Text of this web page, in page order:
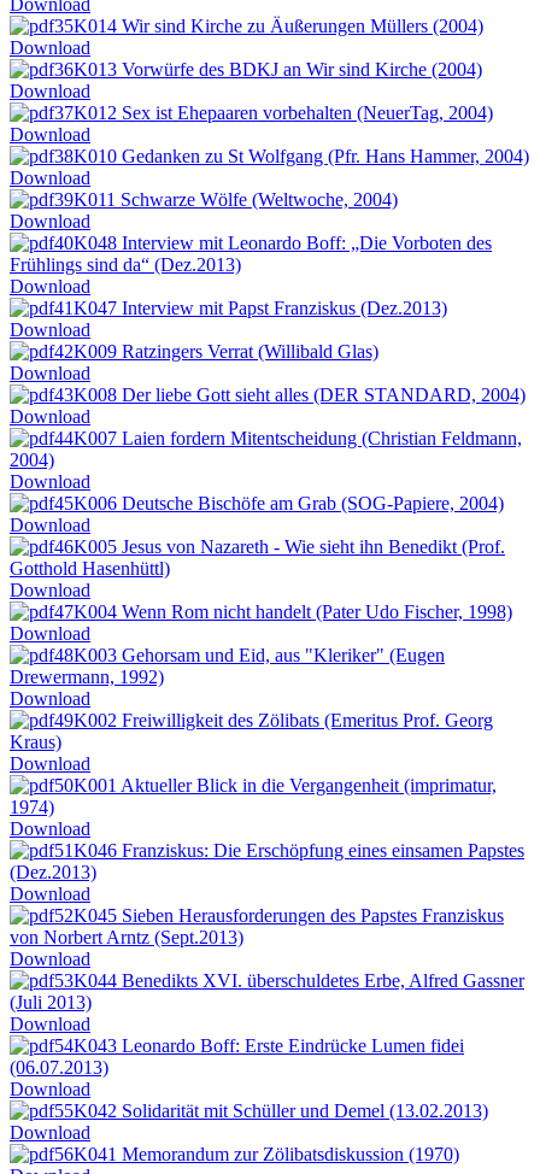
Download
K014 Wir sind Kirche zu Äußerungen Müllers (2004)
Download
K013 Vorwürfe des BDKJ an Wir sind Kirche (2004)
Download
K012 Sex ist Ehepaaren vorbehalten (NeuerTag, 2004)
Download
K010 Gedanken zu St Wolfgang (Pfr. Hans Hammer, 2004)
Download
K011 Schwarze Wölfe (Weltwoche, 2004)
Download
K048 Interview mit Leonardo Boff: „Die Vorboten des
Frühlings sind da“ (Dez.2013)
Download
K047 Interview mit Papst Franziskus (Dez.2013)
Download
K009 Ratzingers Verrat (Willibald Glas)
Download
K008 Der liebe Gott sieht alles (DER STANDARD, 2004)
Download
K007 Laien fordern Mitentscheidung (Christian Feldmann,
2004)
Download
K006 Deutsche Bischöfe am Grab (SOG-Papiere, 2004)
Download
K005 Jesus von Nazareth - Wie sieht ihn Benedikt (Prof.
Gotthold Hasenhüttl)
Download
K004 Wenn Rom nicht handelt (Pater Udo Fischer, 1998)
Download
K003 Gehorsam und Eid, aus "Kleriker" (Eugen
Drewermann, 1992)
Download
K002 Freiwilligkeit des Zölibats (Emeritus Prof. Georg
Kraus)
Download
K001 Aktueller Blick in die Vergangenheit (imprimatur,
1974)
Download
K046 Franziskus: Die Erschöpfung eines einsamen Papstes
(Dez.2013)
Download
K045 Sieben Herausforderungen des Papstes Franziskus
von Norbert Arntz (Sept.2013)
Download
K044 Benedikts XVI. überschuldetes Erbe, Alfred Gassner
(Juli 2013)
Download
K043 Leonardo Boff: Erste Eindrücke Lumen fidei
(06.07.2013)
Download
K042 Solidarität mit Schüller und Demel (13.02.2013)
Download
K041 Memorandum zur Zölibatsdiskussion (1970)